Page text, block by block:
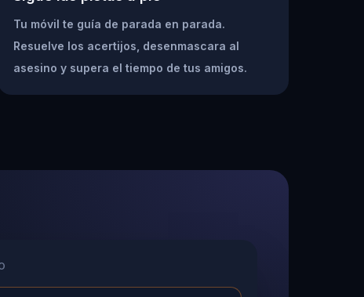
Tu móvil te guía de parada en parada.
Resuelve los acertijos, desenmascara al
asesino y supera el tiempo de tus amigos.